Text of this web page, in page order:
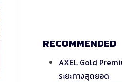
RECOMMENDED
AXEL Gold
ระยะทางสุดยอด